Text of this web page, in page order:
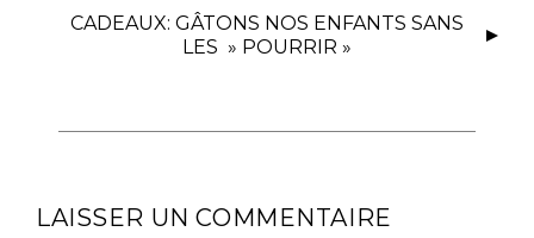
CADEAUX: GÂTONS NOS ENFANTS SANS
LES » POURRIR »
LAISSER UN COMMENTAIRE